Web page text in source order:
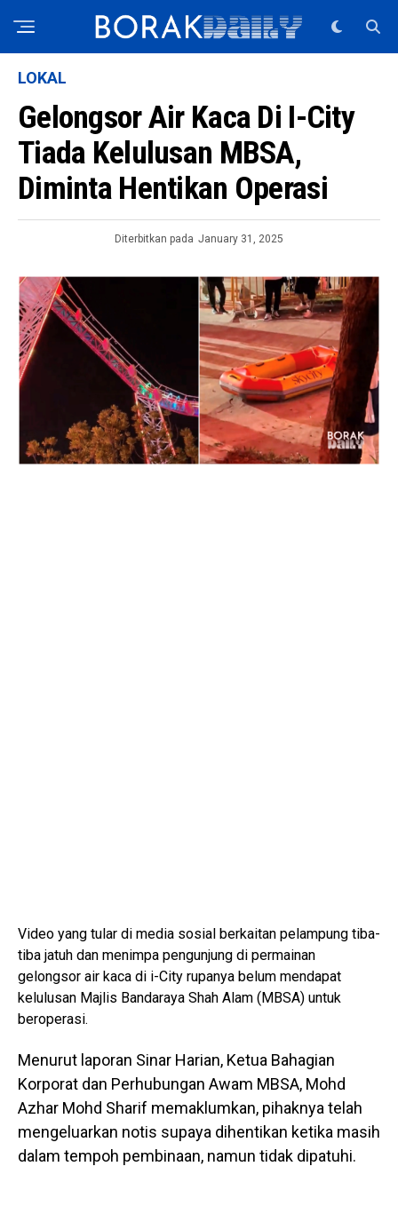
LOKAL
Gelongsor Air Kaca Di I-City
Tiada Kelulusan MBSA,
Diminta Hentikan Operasi
Diterbitkan pada January 31, 2025
Video yang tular di media sosial berkaitan pelampung tiba-
tiba jatuh dan menimpa pengunjung di permainan
gelongsor air kaca di i-City rupanya belum mendapat
kelulusan Majlis Bandaraya Shah Alam (MBSA) untuk
beroperasi.
Menurut laporan Sinar Harian, Ketua Bahagian
Korporat dan Perhubungan Awam MBSA, Mohd
Azhar Mohd Sharif memaklumkan, pihaknya telah
mengeluarkan notis supaya dihentikan ketika masih
dalam tempoh pembinaan, namun tidak dipatuhi.